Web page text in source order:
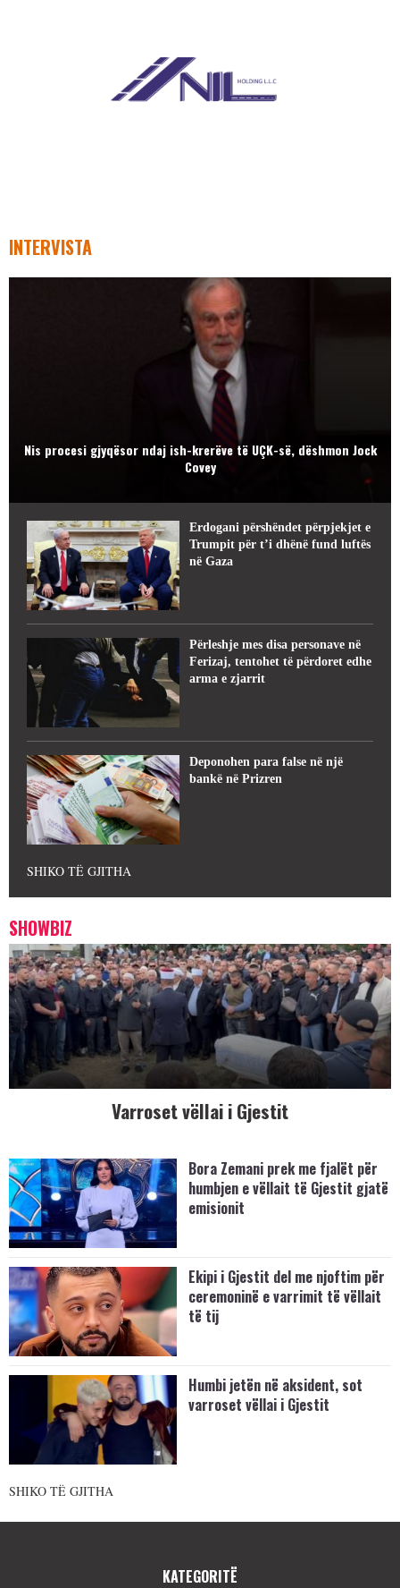
INTERVISTA
Nis procesi gjyqësor ndaj ish-krerëve të UÇK-së, dëshmon Jock
Covey
Erdogani përshëndet përpjekjet e
Trumpit për t’i dhënë fund luftës
në Gaza
Përleshje mes disa personave në
Ferizaj, tentohet të përdoret edhe
arma e zjarrit
Deponohen para false në një
bankë në Prizren
SHIKO TË GJITHA
SHOWBIZ
Varroset vëllai i Gjestit
Bora Zemani prek me fjalët për
humbjen e vëllait të Gjestit gjatë
emisionit
Ekipi i Gjestit del me njoftim për
ceremoninë e varrimit të vëllait
të tij
Humbi jetën në aksident, sot
varroset vëllai i Gjestit
SHIKO TË GJITHA
KATEGORITË